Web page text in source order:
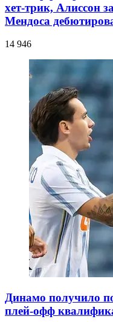
хет-трик, Алиссон
Мендоса
14 946
Динамо получило
плей-офф